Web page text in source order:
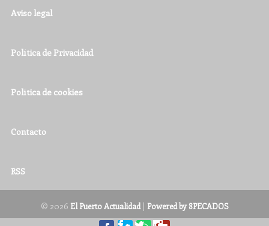
Aviso legal
Política de Privacidad
Política de cookies
Contacto
RSS
© 2026 El Puerto Actualidad| Powered by 8PECADOS